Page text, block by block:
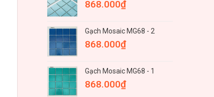
868.000₫
Gạch Mosaic MG68 - 2
868.000₫
Gạch Mosaic MG68 - 1
868.000₫